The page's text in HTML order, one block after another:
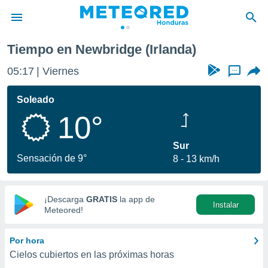
de
ha sido
calidad.
a este
las
y
digital
basada
Tiempo en Newbridge (Irlanda)
05:17 Viernes ...
Soleado
10°
Sensación de 9°
Sur
8
13 km/h
¡Descarga GRATIS la app de
Meteored!
Instalar
Por hora
Cielos cubiertos en las próximas horas